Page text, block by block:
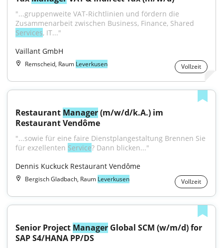
"...gruppenweite VAT-Richtlinien und fördern die
Services, IT..."
Vaillant GmbH
Remscheid, Raum Leverkusen Vollzeit
Restaurant Manager (m/w/d/k.A.) im
Restaurant Vendôme
"...sowie für eine faire Dienstplangestaltung Brennen Sie
für exzellenten Service? Dann blicken..."
Dennis Kuckuck Restaurant Vendôme
Bergisch Gladbach, Raum Leverkusen Vollzeit
Senior Project Manager Global SCM (w/m/d) for
SAP S4/HANA PP/DS